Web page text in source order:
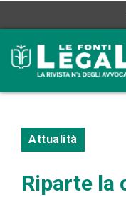
Attualità
Riparte la